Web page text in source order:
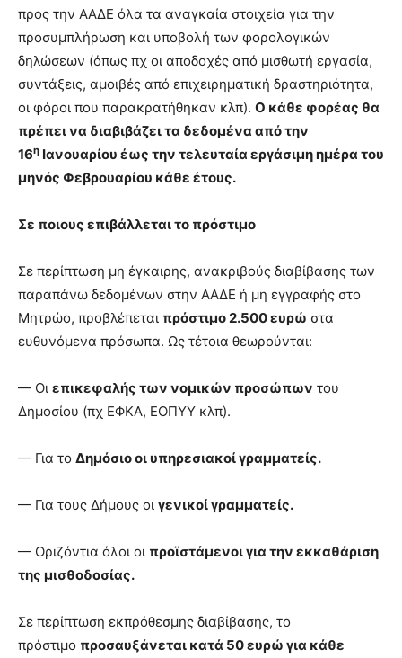
προς την ΑΑΔΕ όλα τα αναγκαία στοιχεία για την
προσυμπλήρωση και υποβολή των φορολογικών
δηλώσεων (όπως πχ οι αποδοχές από μισθωτή εργασία,
συντάξεις, αμοιβές από επιχειρηματική δραστηριότητα,
οι φόροι που παρακρατήθηκαν κλπ). Ο κάθε φορέας θα
πρέπει να διαβιβάζει τα δεδομένα από την
16η Ιανουαρίου έως την τελευταία εργάσιμη ημέρα του
μηνός Φεβρουαρίου κάθε έτους.
Σε ποιους επιβάλλεται το πρόστιμο
Σε περίπτωση μη έγκαιρης, ανακριβούς διαβίβασης των
παραπάνω δεδομένων στην ΑΑΔΕ ή μη εγγραφής στο
Μητρώο, προβλέπεται πρόστιμο 2.500 ευρώ στα
ευθυνόμενα πρόσωπα. Ως τέτοια θεωρούνται:
— Οι επικεφαλής των νομικών προσώπων του
Δημοσίου (πχ ΕΦΚΑ, ΕΟΠΥΥ κλπ).
— Για το Δημόσιο οι υπηρεσιακοί γραμματείς.
— Για τους Δήμους οι γενικοί γραμματείς.
— Οριζόντια όλοι οι προϊστάμενοι για την εκκαθάριση
της μισθοδοσίας.
Σε περίπτωση εκπρόθεσμης διαβίβασης, το
πρόστιμο προσαυξάνεται κατά 50 ευρώ για κάθε